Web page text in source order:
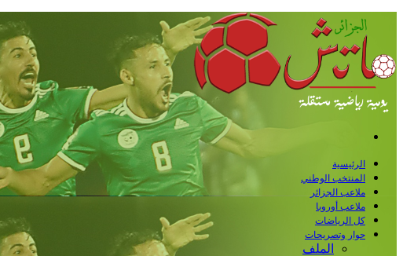
الرئيسية
المنتخب الوطني
ملاعب الجزائر
ملاعب أوروبا
كل الرياضات
حوار وتصريحات
الملف